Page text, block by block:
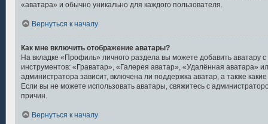
«аватара» и обычно уникально для каждого пользователя.
Вернуться к началу
Как мне включить отображение аватары?
На вкладке «Профиль» личного раздела вы можете добавить аватару
инструментов: «Граватар», «Галерея аватар», «Удалённая аватара»
администратора зависит, включена ли поддержка аватар, а также
Если вы не можете использовать аватары, свяжитесь с
причин.
Вернуться к началу